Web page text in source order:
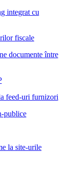
integrat cu
fiscale
documente între
feed-uri furnizori
publice
la site-urile